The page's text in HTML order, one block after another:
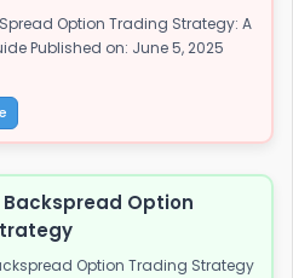
Option Trading Strategy: A
Published on: June 5, 2025
Backspread Option
Option Trading Strategy